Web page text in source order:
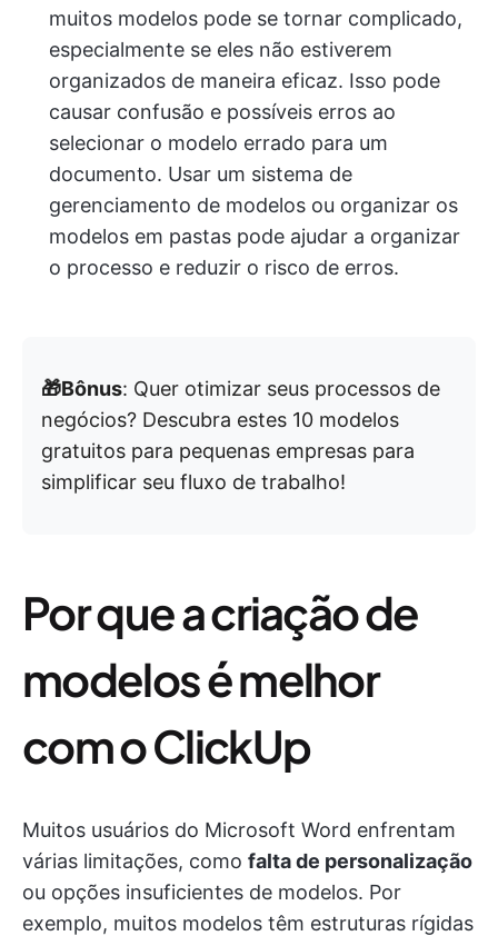
muitos modelos pode se tornar complicado,
especialmente se eles não estiverem
organizados de maneira eficaz. Isso pode
causar confusão e possíveis erros ao
selecionar o modelo errado para um
documento. Usar um sistema de
gerenciamento de modelos ou organizar os
modelos em pastas pode ajudar a organizar
o processo e reduzir o risco de erros.
🎁Bônus: Quer otimizar seus processos de
negócios? Descubra estes 10 modelos
gratuitos para pequenas empresas para
simplificar seu fluxo de trabalho!
Por que a criação de
modelos é melhor
com o ClickUp
Muitos usuários do Microsoft Word enfrentam
várias limitações, como falta de personalização
ou opções insuficientes de modelos. Por
exemplo, muitos modelos têm estruturas rígidas